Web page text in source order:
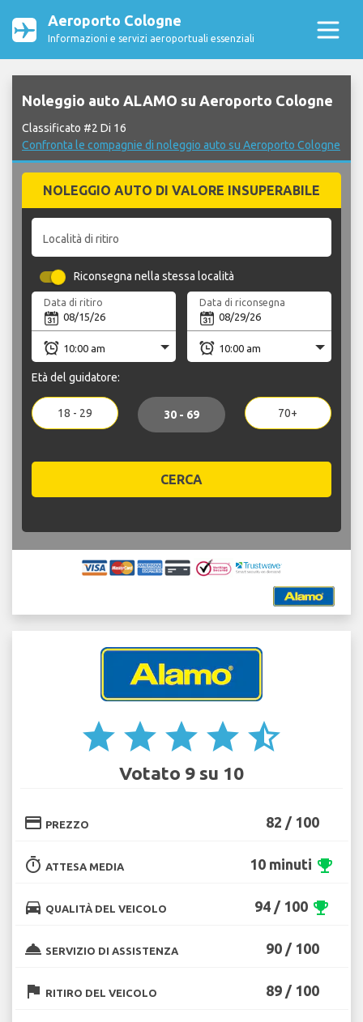
Aeroporto Cologne
Informazioni e servizi aeroportuali essenziali
Noleggio auto ALAMO su Aeroporto Cologne
Classificato #2 Di 16
Confronta le compagnie di noleggio auto su Aeroporto Cologne
NOLEGGIO AUTO DI VALORE INSUPERABILE
Località di ritiro
Riconsegna nella stessa località
Data di ritiro Data di riconsegna
Età del guidatore:
18 - 29 30 - 69 70+
CERCA
star star star star star_half
Votato 9 su 10
credit_card PREZZO 82 / 100
timer ATTESA MEDIA 10 minuti emoji_events
directions_car QUALITÀ DEL VEICOLO 94 / 100 emoji_events
room_service SERVIZIO DI ASSISTENZA 90 / 100
flag RITIRO DEL VEICOLO 89 / 100